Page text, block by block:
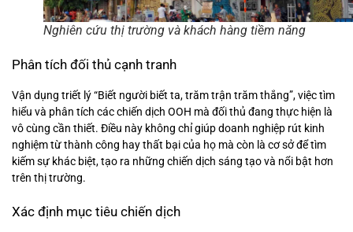
Nghiên cứu thị trường và khách hàng tiềm năng
Phân tích đối thủ cạnh tranh
Vận dụng triết lý “Biết người biết ta, trăm trận trăm thắng”, việc tìm
hiểu và phân tích các chiến dịch OOH mà đối thủ đang thực hiện là
vô cùng cần thiết. Điều này không chỉ giúp doanh nghiệp rút kinh
nghiệm từ thành công hay thất bại của họ mà còn là cơ sở để tìm
kiếm sự khác biệt, tạo ra những chiến dịch sáng tạo và nổi bật hơn
trên thị trường.
Xác định mục tiêu chiến dịch